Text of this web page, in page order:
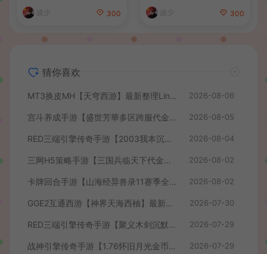
波少 300
+GM授权后台+简易安卓客户
端+详细搭建教程+视频教程
波少 300
猜你喜欢
MT3换皮MH【天穹西游】最新整理Linux手工服务端+安卓苹果双端+GM后台+详细搭建教程+全套源码+视频教程 2026-08-06
宫斗养成手游【盛世芳華多区跨服代金券本地优化版】最新整理单机一键即玩端+Linux手工服务端+CDK授权后台+安卓+详细搭建教程 2026-08-05
RED三端引擎传奇手游【2003我本沉默】最新整理Win系服务端+安卓苹果PC三端+详细搭建教程 2026-08-04
三网H5策略手游【三国兵临天下代金券内购七合修复版】最新整理单机一键即玩镜像端+Linux手工服务端+管理后台+GM授权后台+简易安卓客户端+详细搭建教程+视频教程 2026-08-02
卡牌回合手游【山海经异兽录11赛季全人物代金券内购版】最新整理WIN系服务端+授权GM后台+管理后台+热更修改工具+安卓+详细搭建教程 2026-08-02
GGE2互通西游【神界天海西柚】最新整理Win系服务端+安卓苹果PC三端+内置GM工具+全套源码+详细搭建教程+视频教程 2026-07-30
RED三端引擎传奇手游【聚义木剑沉默高仿嘟嘟沉默】最新整理Win系服务端+安卓苹果PC三端+详细搭建教程 2026-07-29
战神引擎传奇手游【1.76怀旧月光金币版】最新整理Win系复古服务端+安卓苹果双端+GM授权物品后台+详细搭建教程 2026-07-29